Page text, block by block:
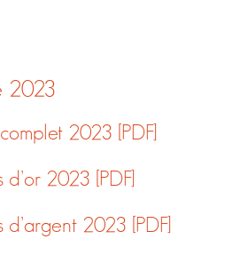
2023
2023 [PDF]
d’or 2023 [PDF]
d’argent 2023 [PDF]